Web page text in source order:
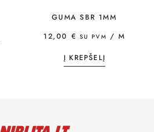
GUMA SBR 1MM
12,00 € SU PVM / M
Į KREPŠELĮ